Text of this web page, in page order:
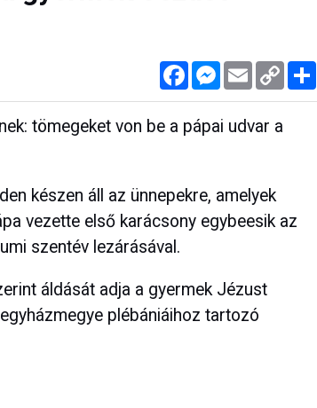
FacebookMessenger
Email Copy
Link
tömegeket von be a pápai udvar a
készen áll az ünnepekre, amelyek
vezette első karácsony egybeesik az
szentév lezárásával.
áldását adja a gyermek Jézust
plébániáihoz tartozó